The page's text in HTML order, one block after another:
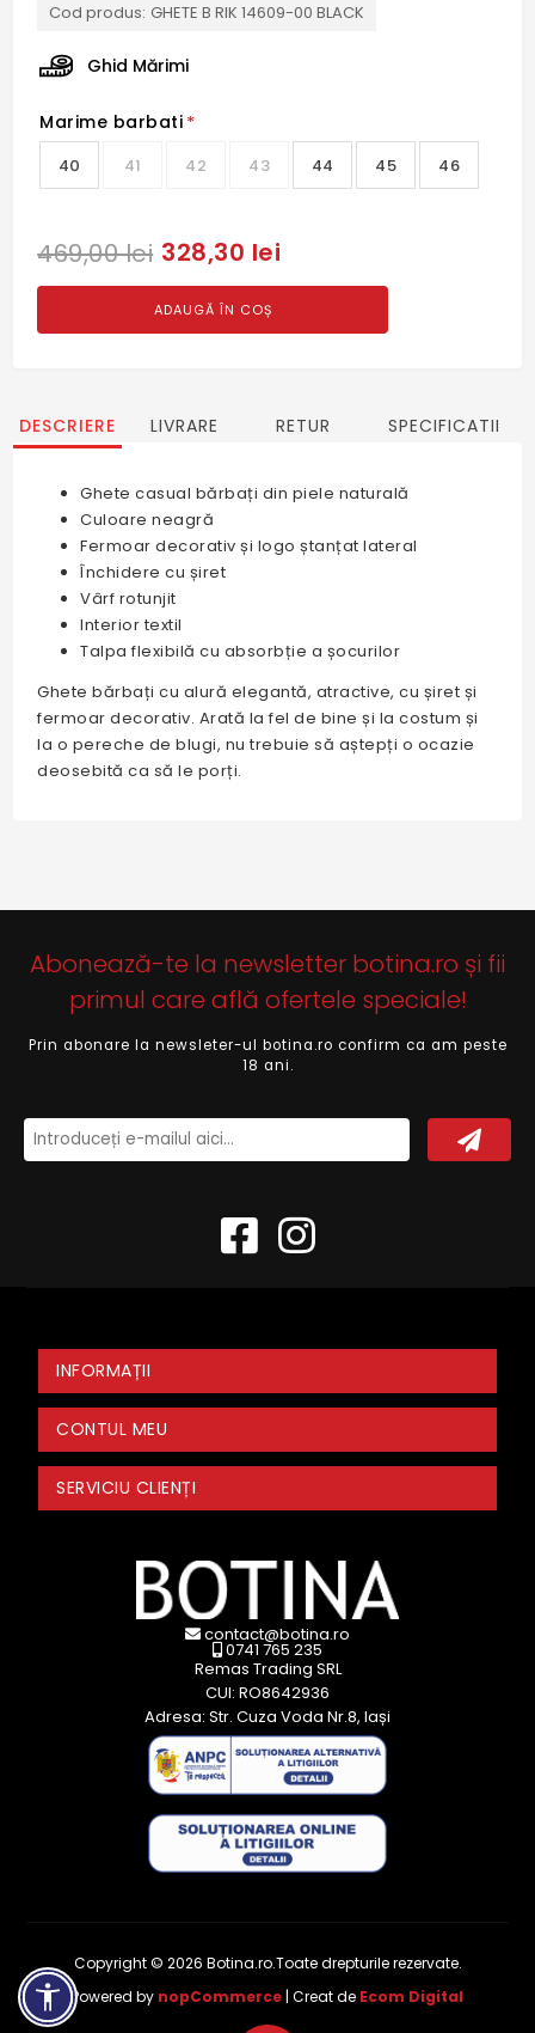
Cod produs: GHETE B RIK 14609-00 BLACK
Ghid Mărimi
Marime barbati *
40 41 42 43 44 45 46
469,00 lei 328,30 lei
ADAUGĂ ÎN COȘ
DESCRIERE LIVRARE RETUR SPECIFICATII
Ghete casual bărbați din piele naturală
Culoare neagră
Fermoar decorativ și logo ștanțat lateral
Închidere cu șiret
Vârf rotunjit
Interior textil
Talpa flexibilă cu absorbție a șocurilor
Ghete bărbați cu alură elegantă, atractive, cu șiret și
fermoar decorativ. Arată la fel de bine și la costum și
la o pereche de blugi, nu trebuie să aștepți o ocazie
deosebită ca să le porți.
Abonează-te la newsletter botina.ro și fii
primul care află ofertele speciale!
Prin abonare la newsleter-ul botina.ro confirm ca am peste
18 ani.
INFORMAȚII
CONTUL MEU
SERVICIU CLIENȚI
contact@botina.ro
0741 765 235
Remas Trading SRL
CUI: RO8642936
Adresa: Str. Cuza Voda Nr.8, Iași
Copyright © 2026 Botina.ro.Toate drepturile rezervate.
Powered by nopCommerce | Creat de Ecom Digital